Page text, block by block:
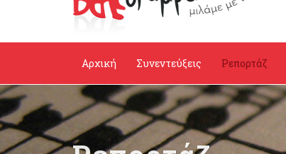
Αρχική Συνεντεύξεις Ρεπορτάζ